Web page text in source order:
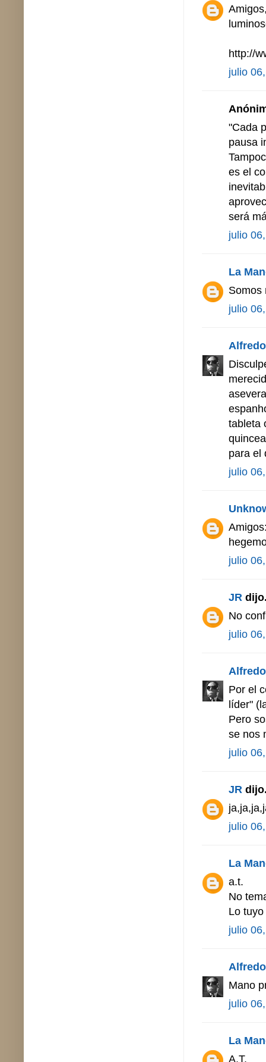
http://
julio
"Cada
pausa
es el
será
julio
La
Somos
julio
tableta
para el
julio
julio
JR
No
julio
Por el
líder"
Pero
se nos
julio
JR
julio
La
a.t.
No
Lo
julio
Mano
julio
La
A.T.